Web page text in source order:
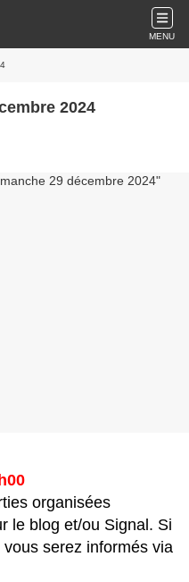
MENU
2024
organisées
le blog et/ou Signal. Si
serez informés via